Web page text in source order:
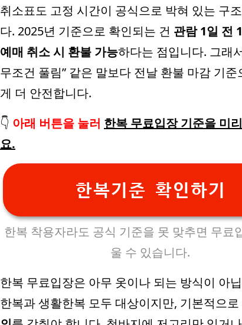
취소표도 고정 시간이 공식으로 박혀 있는 구
다. 2025년 기준으로 확인되는 건 관람 1일 전
예매 취소 시 환불 가능하다는 점입니다. 그래
무조건 풀림” 같은 말보다 전날 환불 마감 기준
게 더 안전합니다.
👇 아래 버튼을 눌러 한복 무료입장 기준을 미
요.
한복기준 확인하기
한복 착용자라도 공식 기준을 못 맞추면 무료
울 수 있습니다.
한복 무료입장은 아무 옷이나 되는 방식이 아
한복과 생활한복 모두 대상이지만, 기본적으로